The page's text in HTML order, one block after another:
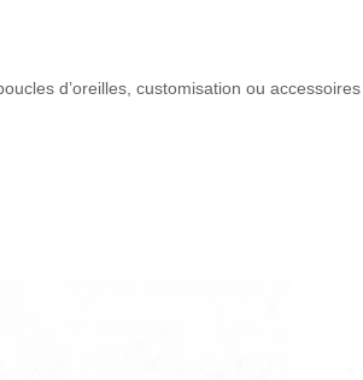
d’oreilles, customisation ou